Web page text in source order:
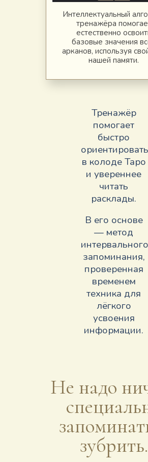
Интеллектуальный
тренажёра
естественно
базовые значения
арканов, используя
нашей памяти.
Тренажёр
помогает
быстро
в колоде Таро
и увереннее
читать
расклады.
В его основе
— метод
интервального
запоминания,
проверенная
временем
техника для
лёгкого
усвоения
информации.
Не надо
зубрить.